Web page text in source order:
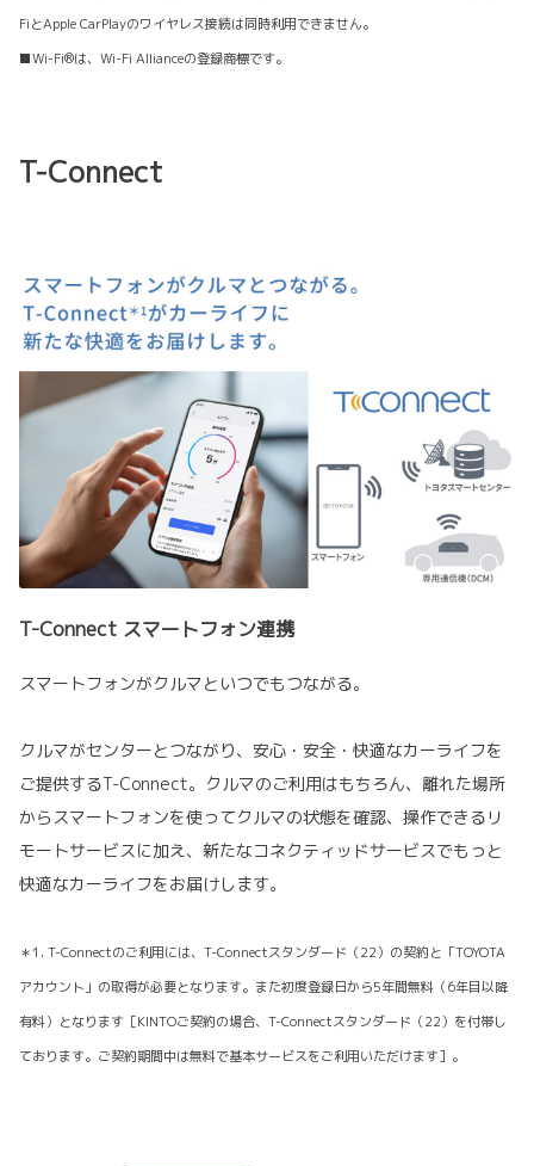
FiとApple CarPlayのワイヤレス接続は同時利用できません。
■Wi-Fi®は、Wi-Fi Allianceの登録商標です。
T-Connect
T-Connect スマートフォン連携
スマートフォンがクルマといつでもつながる。
クルマがセンターとつながり、安心・安全・快適なカーライフを
ご提供するT-Connect。クルマのご利用はもちろん、離れた場所
からスマートフォンを使ってクルマの状態を確認、操作できるリ
モートサービスに加え、新たなコネクティッドサービスでもっと
快適なカーライフをお届けします。
＊1. T-Connectのご利用には、T-Connectスタンダード（22）の契約と「TOYOTA
アカウント」の取得が必要となります。また初度登録日から5年間無料（6年目以降
有料）となります［KINTOご契約の場合、T-Connectスタンダード（22）を付帯し
ております。ご契約期間中は無料で基本サービスをご利用いただけます］。